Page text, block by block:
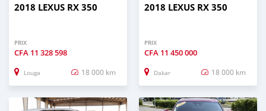
2018 LEXUS RX 350
PRIX
CFA 11 328 598
Louga 18 000 km
2018 LEXUS RX 350
PRIX
CFA 11 450 000
Dakar 18 000 km